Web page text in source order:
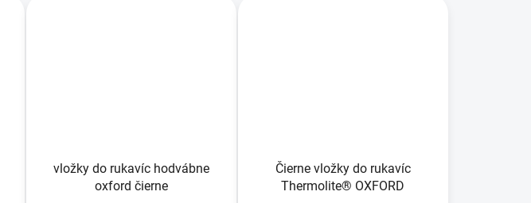
vložky do rukavíc hodvábne
oxford čierne
Čierne vložky do rukavíc
Thermolite® OXFORD